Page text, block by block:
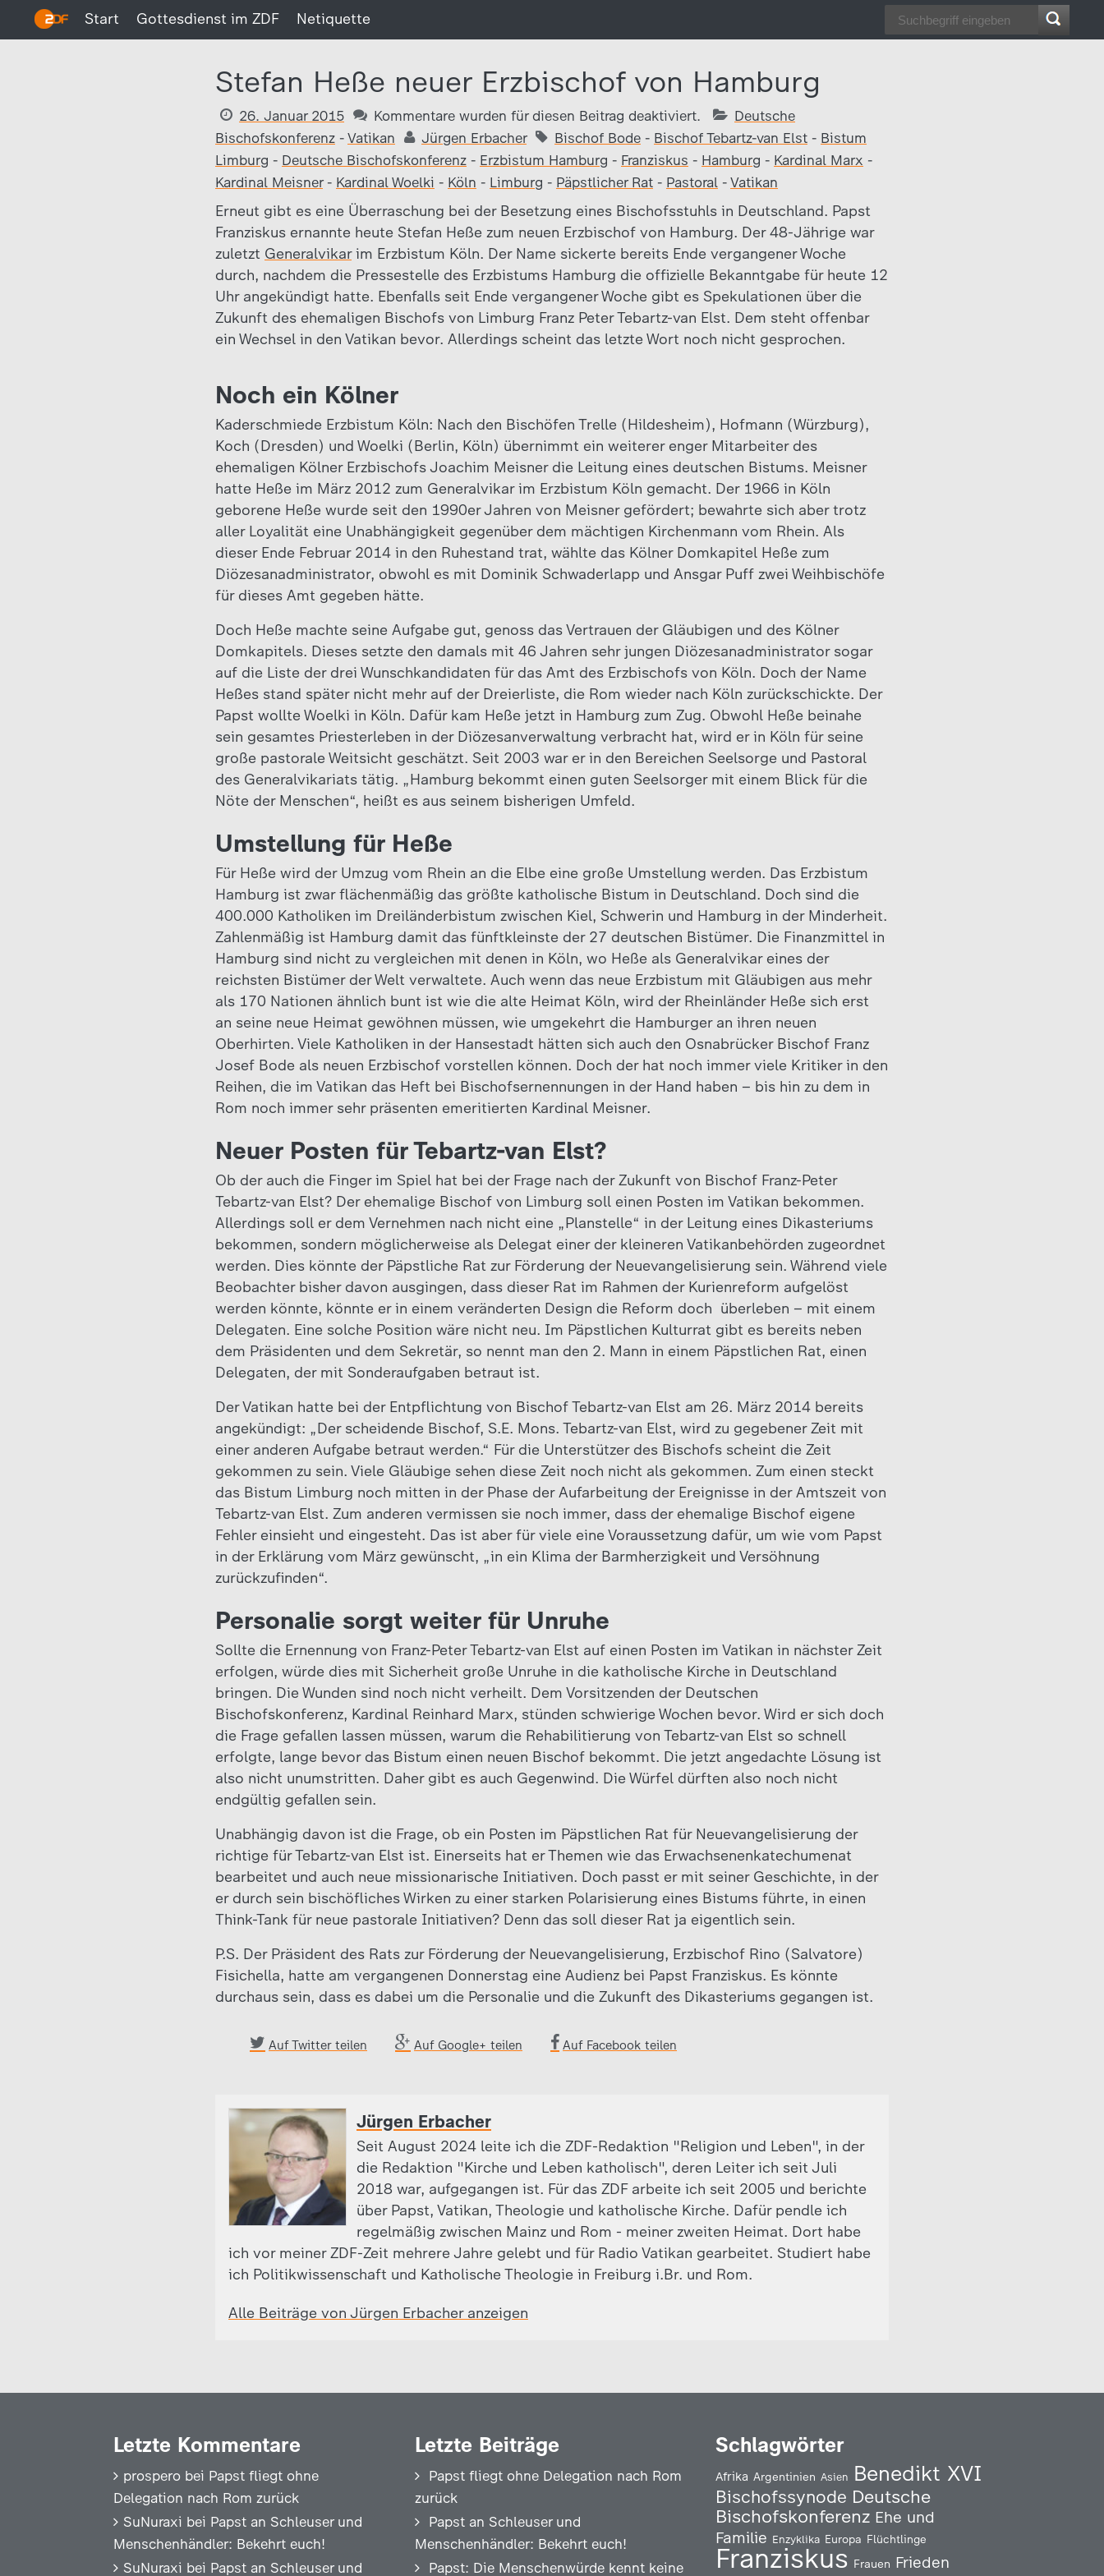
Start Gottesdienst im ZDF Netiquette
Stefan Heße neuer Erzbischof von Hamburg
26. Januar 2015 Kommentare wurden für diesen Beitrag deaktiviert.
Deutsche
Bischofskonferenz - Vatikan Jürgen Erbacher Bischof Bode - Bischof Tebartz-van Elst - Bistum
Limburg - Deutsche Bischofskonferenz - Erzbistum Hamburg - Franziskus - Hamburg - Kardinal Marx -
Kardinal Meisner- Kardinal Woelki - Köln - Limburg - Päpstlicher Rat - Pastoral - Vatikan
Erneut gibt es eine Überraschung bei der Besetzung eines Bischofsstuhls in Deutschland. Papst
Franziskus ernannte heute Stefan Heße zum neuen Erzbischof von Hamburg. Der 48-Jährige war
zuletzt Generalvikarim Erzbistum Köln. Der Name sickerte bereits Ende vergangener Woche
durch, nachdem die Pressestelle des Erzbistums Hamburg die offizielle Bekanntgabe für heute 12
Uhr angekündigt hatte. Ebenfalls seit Ende vergangener Woche gibt es Spekulationen über die
Zukunft des ehemaligen Bischofs von Limburg Franz Peter Tebartz-van Elst. Dem steht offenbar
ein Wechsel in den Vatikan bevor. Allerdings scheint das letzte Wort noch nicht gesprochen.
Noch ein Kölner
Kaderschmiede Erzbistum Köln: Nach den Bischöfen Trelle (Hildesheim), Hofmann (Würzburg),
Koch (Dresden) und Woelki (Berlin, Köln) übernimmt ein weiterer enger Mitarbeiter des
ehemaligen Kölner Erzbischofs Joachim Meisner die Leitung eines deutschen Bistums. Meisner
hatte Heße im März 2012 zum Generalvikar im Erzbistum Köln gemacht. Der 1966 in Köln
geborene Heße wurde seit den 1990er Jahren von Meisner gefördert; bewahrte sich aber trotz
aller Loyalität eine Unabhängigkeit gegenüber dem mächtigen Kirchenmann vom Rhein. Als
dieser Ende Februar 2014 in den Ruhestand trat, wählte das Kölner Domkapitel Heße zum
Diözesanadministrator, obwohl es mit Dominik Schwaderlapp und Ansgar Puff zwei Weihbischöfe
für dieses Amt gegeben hätte.
Doch Heße machte seine Aufgabe gut, genoss das Vertrauen der Gläubigen und des Kölner
Domkapitels. Dieses setzte den damals mit 46 Jahren sehr jungen Diözesanadministrator sogar
auf die Liste der drei Wunschkandidaten für das Amt des Erzbischofs von Köln. Doch der Name
Heßes stand später nicht mehr auf der Dreierliste, die Rom wieder nach Köln zurückschickte. Der
Papst wollte Woelki in Köln. Dafür kam Heße jetzt in Hamburg zum Zug. Obwohl Heße beinahe
sein gesamtes Priesterleben in der Diözesanverwaltung verbracht hat, wird er in Köln für seine
große pastorale Weitsicht geschätzt. Seit 2003 war er in den Bereichen Seelsorge und Pastoral
des Generalvikariats tätig. „Hamburg bekommt einen guten Seelsorger mit einem Blick für die
Nöte der Menschen“, heißt es aus seinem bisherigen Umfeld.
Umstellung für Heße
Für Heße wird der Umzug vom Rhein an die Elbe eine große Umstellung werden. Das Erzbistum
Hamburg ist zwar flächenmäßig das größte katholische Bistum in Deutschland. Doch sind die
400.000 Katholiken im Dreiländerbistum zwischen Kiel, Schwerin und Hamburg in der Minderheit.
Zahlenmäßig ist Hamburg damit das fünftkleinste der 27 deutschen Bistümer. Die Finanzmittel in
Hamburg sind nicht zu vergleichen mit denen in Köln, wo Heße als Generalvikar eines der
reichsten Bistümer der Welt verwaltete. Auch wenn das neue Erzbistum mit Gläubigen aus mehr
als 170 Nationen ähnlich bunt ist wie die alte Heimat Köln, wird der Rheinländer Heße sich erst
an seine neue Heimat gewöhnen müssen, wie umgekehrt die Hamburger an ihren neuen
Oberhirten. Viele Katholiken in der Hansestadt hätten sich auch den Osnabrücker Bischof Franz
Josef Bode als neuen Erzbischof vorstellen können. Doch der hat noch immer viele Kritiker in den
Reihen, die im Vatikan das Heft bei Bischofsernennungen in der Hand haben – bis hin zu dem in
Rom noch immer sehr präsenten emeritierten Kardinal Meisner.
Neuer Posten für Tebartz-van Elst?
Ob der auch die Finger im Spiel hat bei der Frage nach der Zukunft von Bischof Franz-Peter
Tebartz-van Elst? Der ehemalige Bischof von Limburg soll einen Posten im Vatikan bekommen.
Allerdings soll er dem Vernehmen nach nicht eine „Planstelle“ in der Leitung eines Dikasteriums
bekommen, sondern möglicherweise als Delegat einer der kleineren Vatikanbehörden zugeordnet
werden. Dies könnte der Päpstliche Rat zur Förderung der Neuevangelisierung sein. Während viele
Beobachter bisher davon ausgingen, dass dieser Rat im Rahmen der Kurienreform aufgelöst
werden könnte, könnte er in einem veränderten Design die Reform doch überleben – mit einem
Delegaten. Eine solche Position wäre nicht neu. Im Päpstlichen Kulturrat gibt es bereits neben
dem Präsidenten und dem Sekretär, so nennt man den 2. Mann in einem Päpstlichen Rat, einen
Delegaten, der mit Sonderaufgaben betraut ist.
Der Vatikan hatte bei der Entpflichtung von Bischof Tebartz-van Elst am 26. März 2014 bereits
angekündigt: „Der scheidende Bischof, S.E. Mons. Tebartz-van Elst, wird zu gegebener Zeit mit
einer anderen Aufgabe betraut werden.“ Für die Unterstützer des Bischofs scheint die Zeit
gekommen zu sein. Viele Gläubige sehen diese Zeit noch nicht als gekommen. Zum einen steckt
das Bistum Limburg noch mitten in der Phase der Aufarbeitung der Ereignisse in der Amtszeit von
Tebartz-van Elst. Zum anderen vermissen sie noch immer, dass der ehemalige Bischof eigene
Fehler einsieht und eingesteht. Das ist aber für viele eine Voraussetzung dafür, um wie vom Papst
in der Erklärung vom März gewünscht, „in ein Klima der Barmherzigkeit und Versöhnung
zurückzufinden“.
Personalie sorgt weiter für Unruhe
Sollte die Ernennung von Franz-Peter Tebartz-van Elst auf einen Posten im Vatikan in nächster Zeit
erfolgen, würde dies mit Sicherheit große Unruhe in die katholische Kirche in Deutschland
bringen. Die Wunden sind noch nicht verheilt. Dem Vorsitzenden der Deutschen
Bischofskonferenz, Kardinal Reinhard Marx, stünden schwierige Wochen bevor. Wird er sich doch
die Frage gefallen lassen müssen, warum die Rehabilitierung von Tebartz-van Elst so schnell
erfolgte, lange bevor das Bistum einen neuen Bischof bekommt. Die jetzt angedachte Lösung ist
also nicht unumstritten. Daher gibt es auch Gegenwind. Die Würfel dürften also noch nicht
endgültig gefallen sein.
Unabhängig davon ist die Frage, ob ein Posten im Päpstlichen Rat für Neuevangelisierung der
richtige für Tebartz-van Elst ist. Einerseits hat er Themen wie das Erwachsenenkatechumenat
bearbeitet und auch neue missionarische Initiativen. Doch passt er mit seiner Geschichte, in der
er durch sein bischöfliches Wirken zu einer starken Polarisierung eines Bistums führte, in einen
Think-Tank für neue pastorale Initiativen? Denn das soll dieser Rat ja eigentlich sein.
P.S. Der Präsident des Rats zur Förderung der Neuevangelisierung, Erzbischof Rino (Salvatore)
Fisichella, hatte am vergangenen Donnerstag eine Audienz bei Papst Franziskus. Es könnte
durchaus sein, dass es dabei um die Personalie und die Zukunft des Dikasteriums gegangen ist.
Auf Twitter teilen Auf Google+ teilen Auf Facebook teilen
Jürgen Erbacher
Seit August 2024 leite ich die ZDF-Redaktion "Religion und Leben", in der
die Redaktion "Kirche und Leben katholisch", deren Leiter ich seit Juli
2018 war, aufgegangen ist. Für das ZDF arbeite ich seit 2005 und berichte
über Papst, Vatikan, Theologie und katholische Kirche. Dafür pendle ich
regelmäßig zwischen Mainz und Rom - meiner zweiten Heimat. Dort habe
ich vor meiner ZDF-Zeit mehrere Jahre gelebt und für Radio Vatikan gearbeitet. Studiert habe
ich Politikwissenschaft und Katholische Theologie in Freiburg i.Br. und Rom.
Alle Beiträge von Jürgen Erbacher anzeigen
Letzte Kommentare
prospero bei Papst fliegt ohne
Delegation nach Rom zurück
SuNuraxi bei Papst an Schleuser und
Menschenhändler: Bekehrt euch!
SuNuraxi bei Papst an Schleuser und
Letzte Beiträge
Papst fliegt ohne Delegation nach Rom
zurück
Papst an Schleuser und
Menschenhändler: Bekehrt euch!
Papst: Die Menschenwürde kennt keine
Schlagwörter
Afrika Argentinien Asien Benedikt XVI
Bischofssynode Deutsche
Bischofskonferenz Ehe und
Familie Enzyklika Europa Flüchtlinge
Franziskus Frauen Frieden